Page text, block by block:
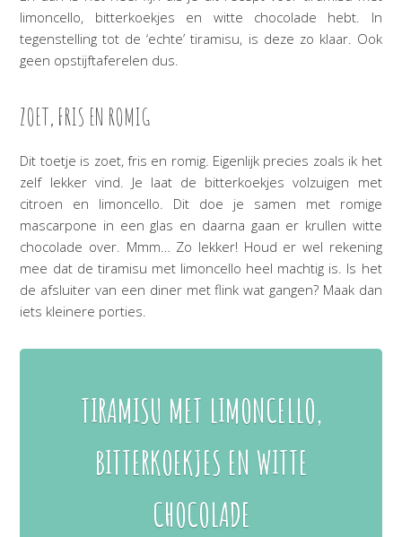
limoncello, bitterkoekjes en witte chocolade hebt. In
tegenstelling tot de ‘echte’ tiramisu, is deze zo klaar. Ook
geen opstijftaferelen dus.
ZOET, FRIS EN ROMIG
Dit toetje is zoet, fris en romig. Eigenlijk precies zoals ik het
zelf lekker vind. Je laat de bitterkoekjes volzuigen met
citroen en limoncello. Dit doe je samen met romige
mascarpone in een glas en daarna gaan er krullen witte
chocolade over. Mmm… Zo lekker! Houd er wel rekening
mee dat de tiramisu met limoncello heel machtig is. Is het
de afsluiter van een diner met flink wat gangen? Maak dan
iets kleinere porties.
TIRAMISU MET LIMONCELLO,
BITTERKOEKJES EN WITTE
CHOCOLADE